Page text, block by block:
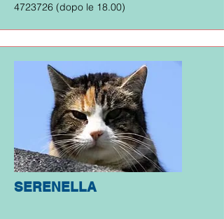
4723726 (dopo le 18.00)
SERENELLA